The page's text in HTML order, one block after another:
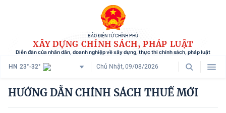
BÁO ĐIỆN TỬ CHÍNH PHỦ
XÂY DỰNG CHÍNH SÁCH, PHÁP LUẬT
Diễn đàn của nhân dân, doanh nghiệp về xây dựng, thực thi chính sách, pháp luật
HN 23°-32° Chủ Nhật, 09/08/2026
Danh mục
HƯỚNG DẪN CHÍNH SÁCH THUẾ MỚI